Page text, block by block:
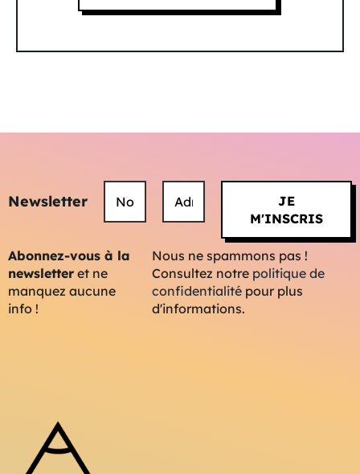
Newsletter
Abonnez-vous à la
newsletter et ne
manquez aucune
info !
Nous ne spammons pas !
Consultez notre politique de
confidentialitépour plus
d'informations.